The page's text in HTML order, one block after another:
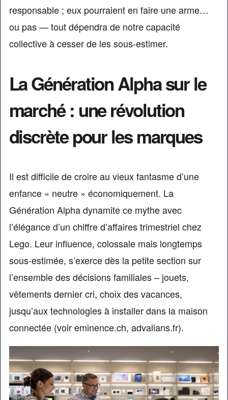
responsable ; eux pourraient en faire une arme…
ou pas — tout dépendra de notre capacité
collective à cesser de les sous-estimer.
La Génération Alpha sur le
marché : une révolution
discrète pour les marques
Il est difficile de croire au vieux fantasme d’une
enfance « neutre » économiquement. La
Génération Alpha dynamite ce mythe avec
l’élégance d’un chiffre d’affaires trimestriel chez
Lego. Leur influence, colossale mais longtemps
sous-estimée, s’exerce dès la petite section sur
l’ensemble des décisions familiales – jouets,
vêtements dernier cri, choix des vacances,
jusqu’aux technologies à installer dans la maison
connectée (voir eminence.ch, advalians.fr).